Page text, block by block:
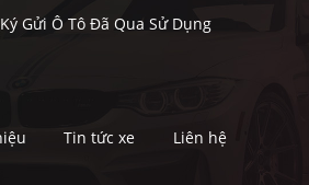
Gửi Ô Tô Đã Qua Sử Dụng
Tin tức xe Liên hệ